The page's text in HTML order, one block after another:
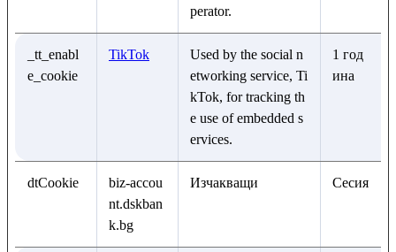
perator.
_tt_enabl
e_cookie
TikTok
Used by the social n
etworking service, Ti
kTok, for tracking th
e use of embedded s
ervices.
1 год
ина
dtCookie
biz-accou
nt.dskban
k.bg
Изчакващи Сесия